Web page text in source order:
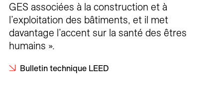
GES associées à la construction et à
l’exploitation des bâtiments, et il met
davantage l’accent sur la santé des êtres
humains ».
Bulletin technique LEED